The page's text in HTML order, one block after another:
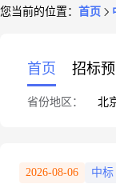
您当前的位置： 首页
首页 招标
省份地区： 北
2026-08-06 中标